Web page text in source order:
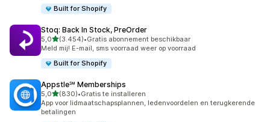
Built for Shopify
Stoq: Back In Stock, PreOrder
5,0van 5 sterren
(3.454)
3454 recensies in totaal
•Gratis abonnement beschikbaar
Meld mij! E-mail, sms voorraad weer op voorraad
Built for Shopify
Appstle℠ Memberships
5,0van 5 sterren
(830)
830 recensies in totaal
•Gratis te installeren
App voor lidmaatschapsplannen, ledenvoordelen en terugkerende
betalingen